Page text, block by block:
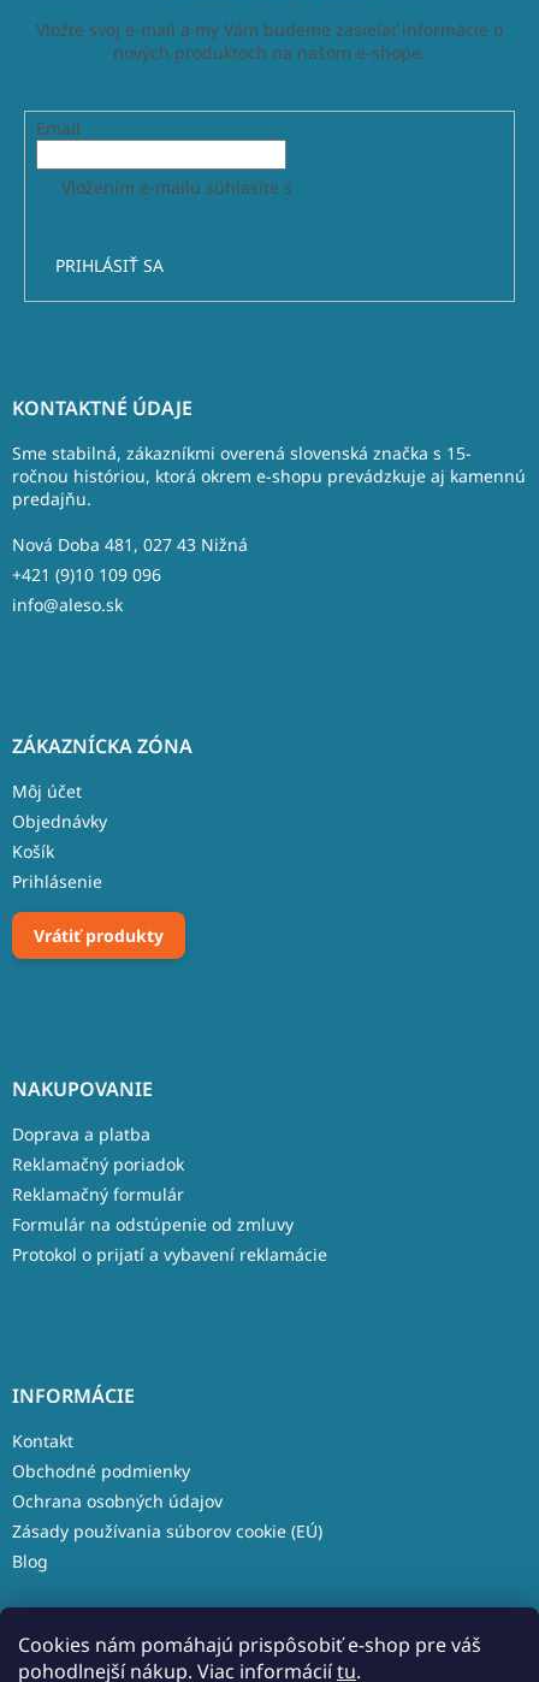
Cookies nám pomáhajú prispôsobiť e-shop pre váš
pohodlnejší nákup. Viac informáciítu.
Vložte svoj e-mail a my Vám budeme zasielať informácie o
nových produktoch na našom e-shope.
Email
Vložením e-mailu súhlasíte s
PRIHLÁSIŤ SA
KONTAKTNÉ ÚDAJE
Sme stabilná, zákazníkmi overená slovenská značka s 15-
ročnou históriou, ktorá okrem e-shopu prevádzkuje aj kamennú
predajňu.
Nová Doba 481, 027 43 Nižná
+421 (9)10 109 096
info@aleso.sk
ZÁKAZNÍCKA ZÓNA
Môj účet
Objednávky
Košík
Prihlásenie
Vrátiť produkty
NAKUPOVANIE
Doprava a platba
Reklamačný poriadok
Reklamačný formulár
Formulár na odstúpenie od zmluvy
Protokol o prijatí a vybavení reklamácie
INFORMÁCIE
Kontakt
Obchodné podmienky
Ochrana osobných údajov
Zásady používania súborov cookie (EÚ)
Blog